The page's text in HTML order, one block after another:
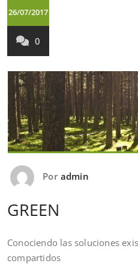
26/07/2017
0
Por admin
GREEN
Conociendo las soluciones
compartidos